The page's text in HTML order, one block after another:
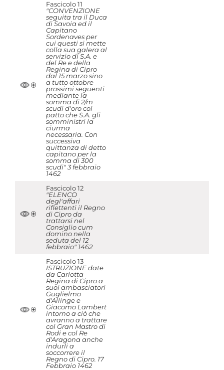
Fascicolo 11
"CONVENZIONE
seguita tra il Duca
di Savoia ed il
Capitano
Sordenaves per
cui questi si mette
colla sua galera al
servizio di S.A. e
del Re e della
Regina di Cipro
dal 15 marzo sino
a tutto ottobre
prossimi seguenti
mediante la
somma di 2/m
scudi d'oro col
patto che S.A. gli
somministri la
ciurma
necessaria. Con
successiva
quittanza di detto
capitano per la
somma di 300
scudi" 3 febbraio
1462
Fascicolo 12
"ELENCO
degl'affari
riflettenti il Regno
di Cipro da
trattarsi nel
Consiglio cum
domino nella
seduta del 12
febbraio" 1462
Fascicolo 13
ISTRUZIONE date
da Carlotta
Regina di Cipro a
suoi ambasciatori
Guglielmo
d'Allinge e
Giacomo Lambert
intorno a ciò che
avranno a trattare
col Gran Mastro di
Rodi e col Re
d'Aragona anche
indurli a
soccorrere il
Regno di Cipro. 17
Febbraio 1462